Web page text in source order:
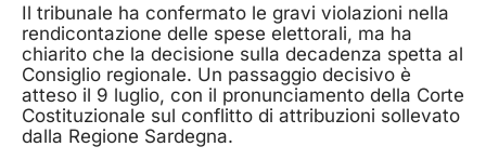
Il tribunale ha confermato le gravi violazioni nella
rendicontazione delle spese elettorali, ma ha
chiarito che la decisione sulla decadenza spetta al
Consiglio regionale. Un passaggio decisivo è
atteso il 9 luglio, con il pronunciamento della Corte
Costituzionale sul conflitto di attribuzioni sollevato
dalla Regione Sardegna.